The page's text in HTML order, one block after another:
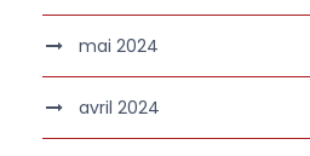
mai 2024
avril 2024